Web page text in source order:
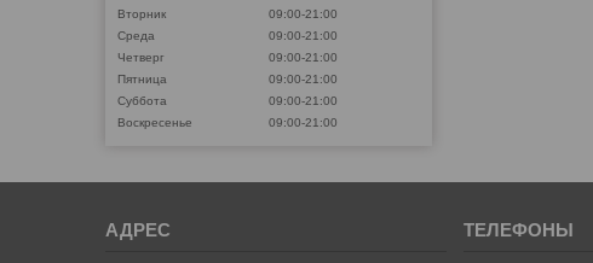
Вторник
09:00-21:00
Среда
09:00-21:00
Четверг
09:00-21:00
Пятница
09:00-21:00
Суббота
09:00-21:00
Воскресенье
09:00-21:00